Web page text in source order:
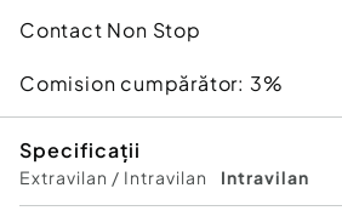
Contact Non Stop
Comision cumpărător: 3%
Specificații
Extravilan / Intravilan Intravilan